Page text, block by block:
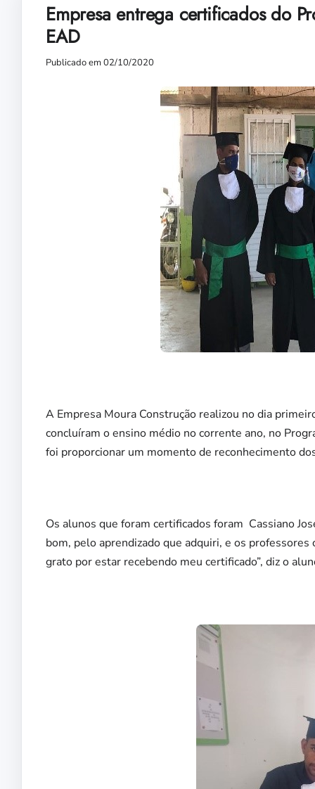
Empresa entrega certificados do
EAD
Publicado em 02/10/2020
A Empresa Moura Construção realizou no dia
concluíram o ensino médio no corrente ano, no
foi proporcionar um momento de reconhecimento
Os alunos que foram certificados foram Cassiano
bom, pelo aprendizado que adquiri, e os
grato por estar recebendo meu certificado”, diz o